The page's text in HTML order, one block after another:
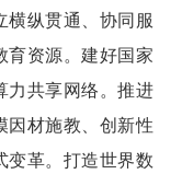
横纵贯通、协同服
育资源。建好国家
力共享网络。推进
因材施教、创新性
变革。打造世界数